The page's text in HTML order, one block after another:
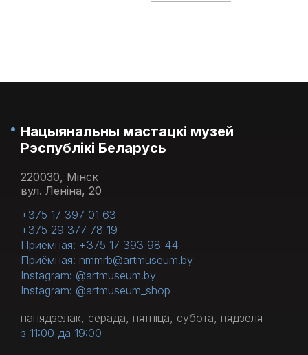
Нацыянальны мастацкі музей
Рэспублікі Беларусь
220030, Мінск
вул. Леніна, 20
+375 17 397 01 63
+375 29 377 78 19
Приёмная: +375 17 393 98 44
Приёмная: nmmrb@artmuseum.by
Instagram: @artmuseum.by
Instagram: @artmuseum_shop
панядзелак, серада, пятніца, субота, нядзеля
з 11:00 да 19:00